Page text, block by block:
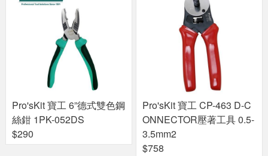
Pro'sKit 寶工 6”德式雙色鋼
絲鉗 1PK-052DS
$290
Pro'sKit 寶工 CP-463 D-C
ONNECTOR壓著工具 0.5-
3.5mm2
$758